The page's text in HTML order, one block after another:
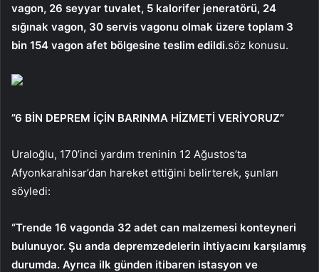
vagon, 26 seyyar tuvalet, 5 kalorifer jeneratörü, 24
sığınak vagon, 30 servis vagonu olmak üzere toplam 3
bin 154 vagon afet bölgesine teslim edildi.söz konusu.
”6 BİN DEPREM İÇİN BARINMA HİZMETİ VERİYORUZ”
Uraloğlu, 170’inci yardım treninin 12 Ağustos’ta
Afyonkarahisar’dan hareket ettiğini belirterek, şunları
söyledi:
“Trende 16 vagonda 32 adet can malzemesi konteyneri
bulunuyor. Şu anda depremzedelerin ihtiyacını karşılamış
durumda. Ayrıca ilk günden itibaren istasyon ve